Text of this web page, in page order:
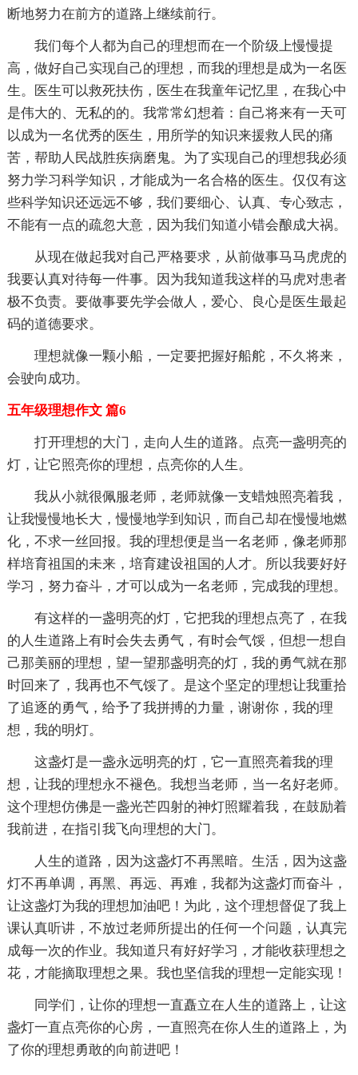
断地努力在前方的道路上继续前行。
我们每个人都为自己的理想而在一个阶级上慢慢提
高，做好自己实现自己的理想，而我的理想是成为一名医
生。医生可以救死扶伤，医生在我童年记忆里，在我心中
是伟大的、无私的的。我常常幻想着：自己将来有一天可
以成为一名优秀的医生，用所学的知识来援救人民的痛
苦，帮助人民战胜疾病磨鬼。为了实现自己的理想我必须
努力学习科学知识，才能成为一名合格的医生。仅仅有这
些科学知识还远远不够，我们要细心、认真、专心致志，
不能有一点的疏忽大意，因为我们知道小错会酿成大祸。
从现在做起我对自己严格要求，从前做事马马虎虎的
我要认真对待每一件事。因为我知道我这样的马虎对患者
极不负责。要做事要先学会做人，爱心、良心是医生最起
码的道德要求。
理想就像一颗小船，一定要把握好船舵，不久将来，
会驶向成功。
五年级理想作文 篇6
打开理想的大门，走向人生的道路。点亮一盏明亮的
灯，让它照亮你的理想，点亮你的人生。
我从小就很佩服老师，老师就像一支蜡烛照亮着我，
让我慢慢地长大，慢慢地学到知识，而自己却在慢慢地燃
化，不求一丝回报。我的理想便是当一名老师，像老师那
样培育祖国的未来，培育建设祖国的人才。所以我要好好
学习，努力奋斗，才可以成为一名老师，完成我的理想。
有这样的一盏明亮的灯，它把我的理想点亮了，在我
的人生道路上有时会失去勇气，有时会气馁，但想一想自
己那美丽的理想，望一望那盏明亮的灯，我的勇气就在那
时回来了，我再也不气馁了。是这个坚定的理想让我重拾
了追逐的勇气，给予了我拼搏的力量，谢谢你，我的理
想，我的明灯。
这盏灯是一盏永远明亮的灯，它一直照亮着我的理
想，让我的理想永不褪色。我想当老师，当一名好老师。
这个理想仿佛是一盏光芒四射的神灯照耀着我，在鼓励着
我前进，在指引我飞向理想的大门。
人生的道路，因为这盏灯不再黑暗。生活，因为这盏
灯不再单调，再黑、再远、再难，我都为这盏灯而奋斗，
让这盏灯为我的理想加油吧！为此，这个理想督促了我上
课认真听讲，不放过老师所提出的任何一个问题，认真完
成每一次的作业。我知道只有好好学习，才能收获理想之
花，才能摘取理想之果。我也坚信我的理想一定能实现！
同学们，让你的理想一直矗立在人生的道路上，让这
盏灯一直点亮你的心房，一直照亮在你人生的道路上，为
了你的理想勇敢的向前进吧！